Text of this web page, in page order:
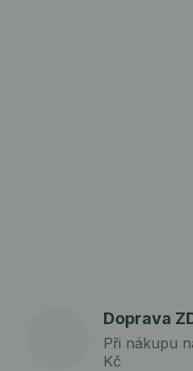
Doprava
Při nákupu
Kč